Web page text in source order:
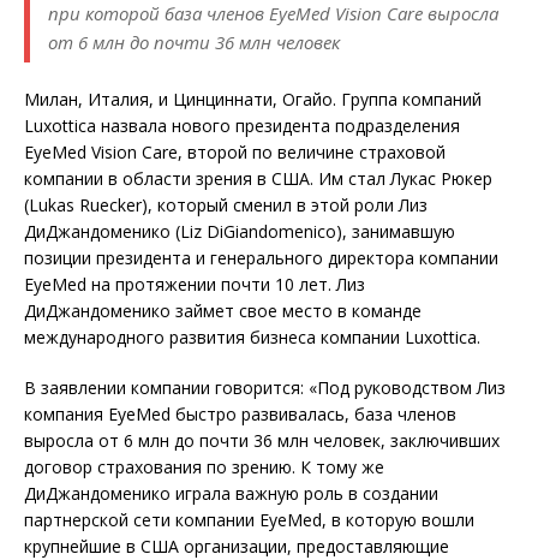
при которой база членов EyeMed Vision Care выросла
от 6 млн до почти 36 млн человек
Милан, Италия, и Цинциннати, Огайо. Группа компаний
Luxottica назвала нового президента подразделения
EyeMed Vision Care, второй по величине страховой
компании в области зрения в США. Им стал Лукас Рюкер
(Lukas Ruecker), который сменил в этой роли Лиз
ДиДжандоменико (Liz DiGiandomenico), занимавшую
позиции президента и генерального директора компании
EyeMed на протяжении почти 10 лет. Лиз
ДиДжандоменико займет свое место в команде
международного развития бизнеса компании Luxottica.
В заявлении компании говорится: «Под руководством Лиз
компания EyeMed быстро развивалась, база членов
выросла от 6 млн до почти 36 млн человек, заключивших
договор страхования по зрению. К тому же
ДиДжандоменико играла важную роль в создании
партнерской сети компании EyeMed, в которую вошли
крупнейшие в США организации, предоставляющие